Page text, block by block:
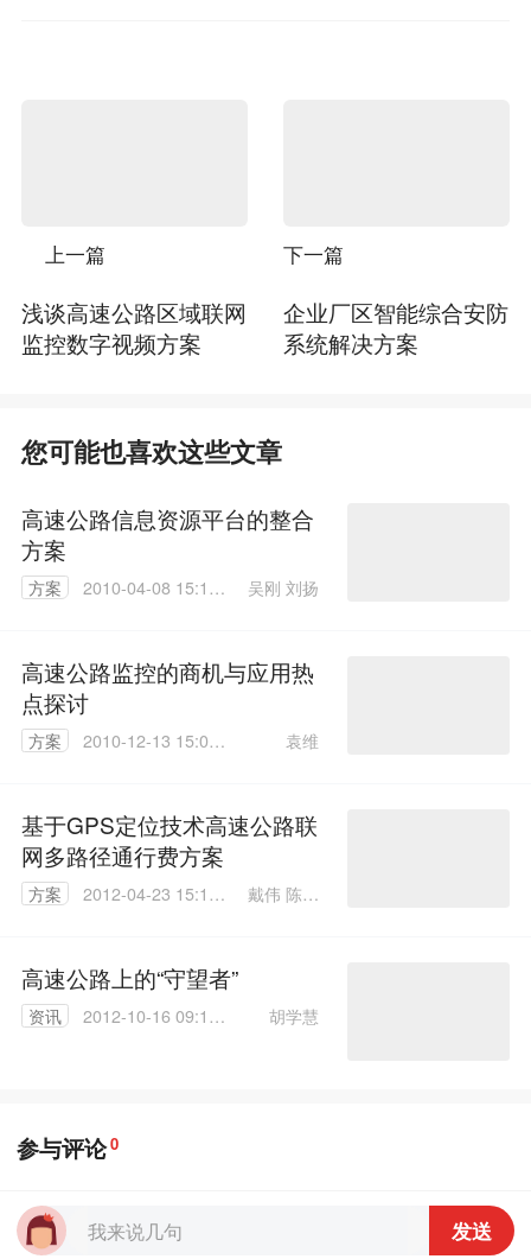
上一篇
浅谈高速公路区域联网
监控数字视频方案
下一篇
企业厂区智能综合安防
系统解决方案
您可能也喜欢这些文章
高速公路信息资源平台的整合
方案
方案
2010-04-08 15:19:
吴刚 刘扬
高速公路监控的商机与应用热
点探讨
方案
2010-12-13 15:08:
袁维
基于GPS定位技术高速公路联
网多路径通行费方案
方案
2012-04-23 15:16:
戴伟 陈为
高速公路上的“守望者”
资讯
2012-10-16 09:12:
胡学慧
参与评论0
发送